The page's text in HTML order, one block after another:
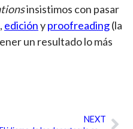
insistimos con pasar
ediciónyproofreading(la
un resultado lo más
NEXT